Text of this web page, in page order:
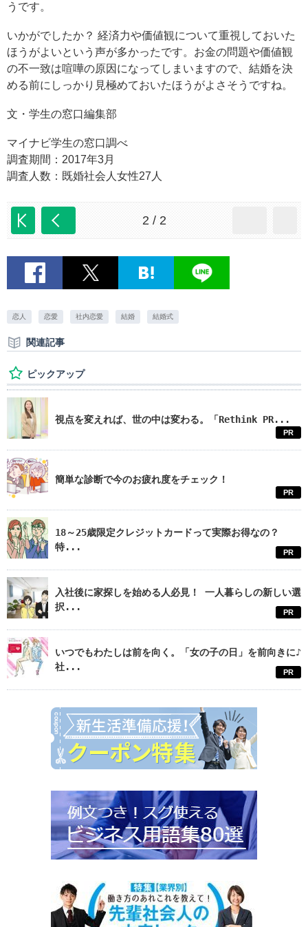
うです。
いかがでしたか？ 経済力や価値観について重視しておいた
ほうがよいという声が多かったです。お金の問題や価値観
の不一致は喧嘩の原因になってしまいますので、結婚を決
める前にしっかり見極めておいたほうがよさそうですね。
文・学生の窓口編集部
マイナビ学生の窓口調べ
調査期間：2017年3月
調査人数：既婚社会人女性27人
2 / 2
恋人 恋愛 社内恋愛 結婚 結婚式
関連記事
ピックアップ
視点を変えれば、世の中は変わる。「Rethink PR...
PR
簡単な診断で今のお疲れ度をチェック！
PR
18～25歳限定クレジットカードって実際お得なの？
特...
PR
入社後に家探しを始める人必見！ 一人暮らしの新しい選
択...
PR
いつでもわたしは前を向く。「女の子の日」を前向きに♪
社...
PR